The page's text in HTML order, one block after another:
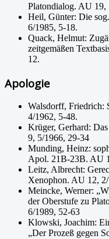
Platondialog. AU 19,
Heil, Günter: Die
6/1985, 5-18.
Quack, Helmut:
zeitgemäßen
12.
Apologie
Walsdorff, Friedrich:
4/1962, 5-48.
Krüger, Gerhard:
9, 5/1966, 29-34
Munding, Heinz:
Apol. 21B-23B. AU
Leitz, Albrecht:
Xenophon. AU 12,
Meincke, Werner:
der Oberstufe zu
6/1989, 52-63
Klowski, Joachim:
„Der Prozeß gegen